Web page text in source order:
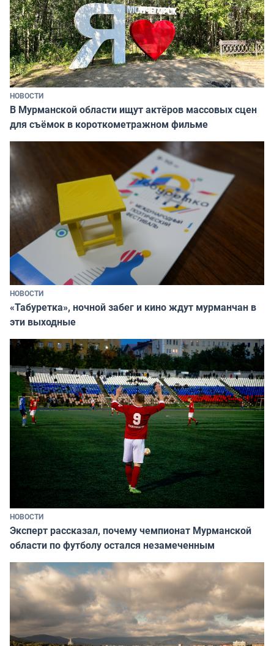
НОВОСТИ
В Мурманской области ищут актёров массовых сцен
для съёмок в короткометражном фильме
НОВОСТИ
«Табуретка», ночной забег и кино ждут мурманчан в
эти выходные
НОВОСТИ
Эксперт рассказал, почему чемпионат Мурманской
области по футболу остался незамеченным